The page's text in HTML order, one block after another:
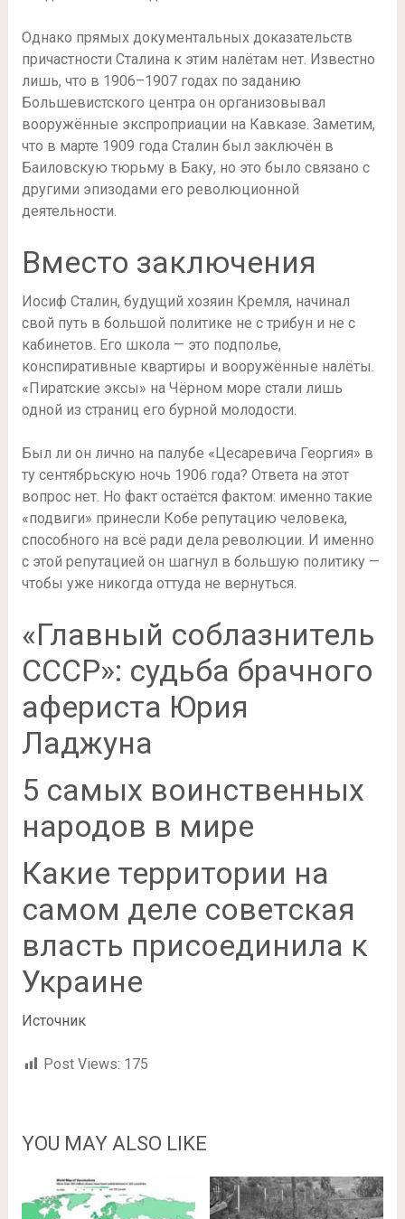
Однако прямых документальных доказательств
причастности Сталина к этим налётам нет. Известно
лишь, что в 1906–1907 годах по заданию
Большевистского центра он организовывал
вооружённые экспроприации на Кавказе. Заметим,
что в марте 1909 года Сталин был заключён в
Баиловскую тюрьму в Баку, но это было связано с
другими эпизодами его революционной
деятельности.
Вместо заключения
Иосиф Сталин, будущий хозяин Кремля, начинал
свой путь в большой политике не с трибун и не с
кабинетов. Его школа — это подполье,
конспиративные квартиры и вооружённые налёты.
«Пиратские эксы» на Чёрном море стали лишь
одной из страниц его бурной молодости.
Был ли он лично на палубе «Цесаревича Георгия» в
ту сентябрьскую ночь 1906 года? Ответа на этот
вопрос нет. Но факт остаётся фактом: именно такие
«подвиги» принесли Кобе репутацию человека,
способного на всё ради дела революции. И именно
с этой репутацией он шагнул в большую политику —
чтобы уже никогда оттуда не вернуться.
«Главный соблазнитель
СССР»: судьба брачного
афериста Юрия
Ладжуна
5 самых воинственных
народов в мире
Какие территории на
самом деле советская
власть присоединила к
Украине
Источник
Post Views: 175
YOU MAY ALSO LIKE